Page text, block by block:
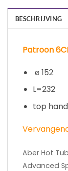
BESCHRIJVING
Patroon
ø 152
L=232
top
Aber Hot
Advanced